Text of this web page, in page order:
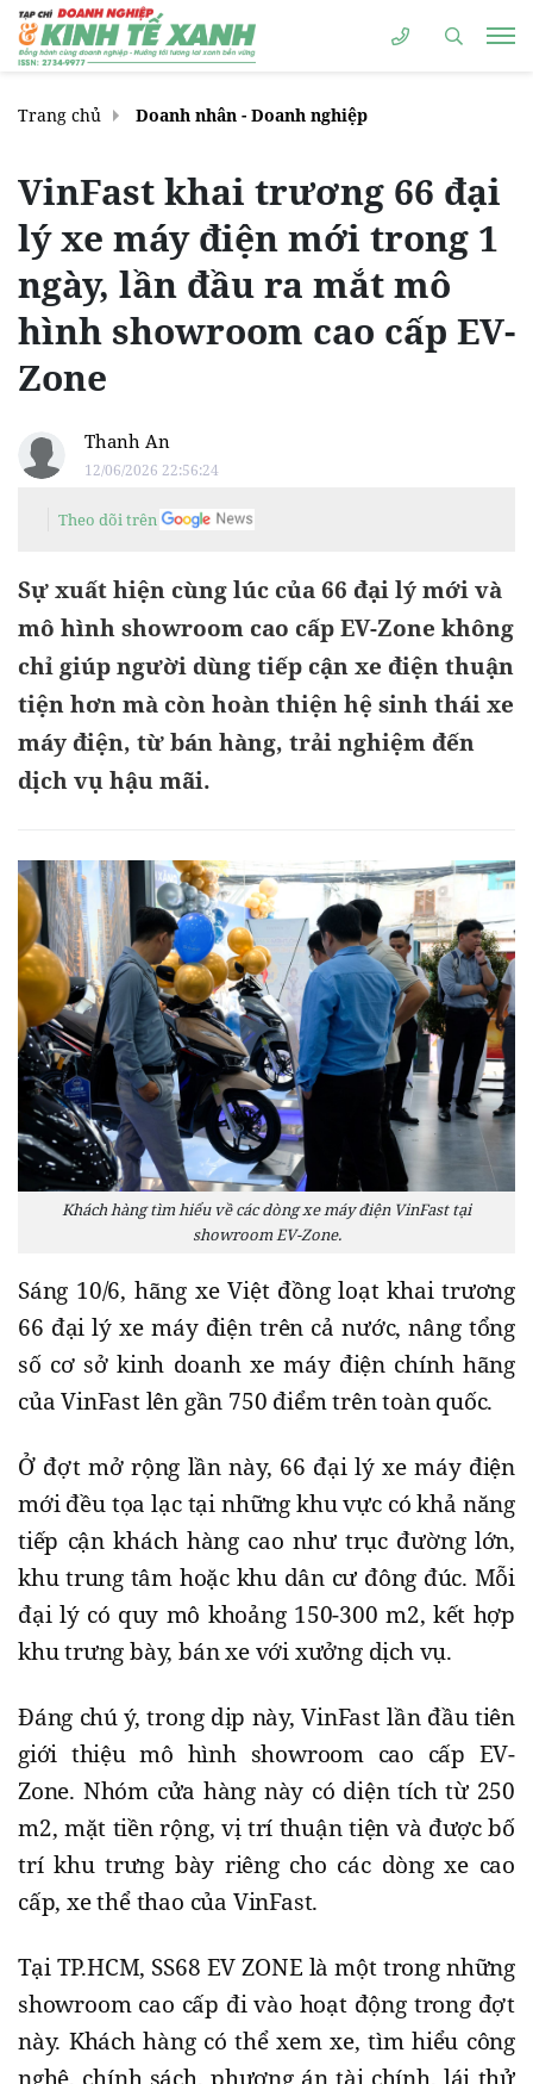
Trang chủ Doanh nhân - Doanh nghiệp
VinFast khai trương 66 đại
lý xe máy điện mới trong 1
ngày, lần đầu ra mắt mô
hình showroom cao cấp EV-
Zone
Thanh An
12/06/2026 22:56:24
Theo dõi trên
Sự xuất hiện cùng lúc của 66 đại lý mới và
mô hình showroom cao cấp EV-Zone không
chỉ giúp người dùng tiếp cận xe điện thuận
tiện hơn mà còn hoàn thiện hệ sinh thái xe
máy điện, từ bán hàng, trải nghiệm đến
dịch vụ hậu mãi.
Khách hàng tìm hiểu về các dòng xe máy điện VinFast tại
showroom EV-Zone.
Sáng 10/6, hãng xe Việt đồng loạt khai trương
66 đại lý xe máy điện trên cả nước, nâng tổng
số cơ sở kinh doanh xe máy điện chính hãng
của VinFast lên gần 750 điểm trên toàn quốc.
Ở đợt mở rộng lần này, 66 đại lý xe máy điện
mới đều tọa lạc tại những khu vực có khả năng
tiếp cận khách hàng cao như trục đường lớn,
khu trung tâm hoặc khu dân cư đông đúc. Mỗi
đại lý có quy mô khoảng 150-300 m2, kết hợp
khu trưng bày, bán xe với xưởng dịch vụ.
Đáng chú ý, trong dịp này, VinFast lần đầu tiên
giới thiệu mô hình showroom cao cấp EV-
Zone. Nhóm cửa hàng này có diện tích từ 250
m2, mặt tiền rộng, vị trí thuận tiện và được bố
trí khu trưng bày riêng cho các dòng xe cao
cấp, xe thể thao của VinFast.
Tại TP.HCM, SS68 EV ZONE là một trong những
showroom cao cấp đi vào hoạt động trong đợt
này. Khách hàng có thể xem xe, tìm hiểu công